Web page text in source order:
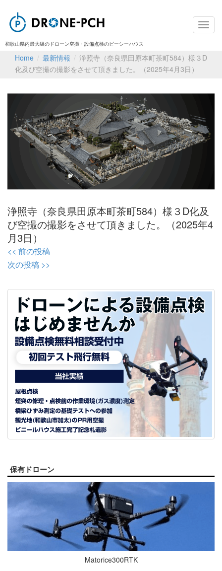
和歌山県内最大級のドローン空撮・設備点検のピーシーハウス
Home / 最新情報 / 浄照寺（奈良県田原本町茶町584）様３D
化及び空撮の撮影をさせて頂きました。（2025年4月3日）
浄照寺（奈良県田原本町茶町584）様３D化及
び空撮の撮影をさせて頂きました。（2025年4
月3日）
投
稿
ビ
ー
シ
ョ
<< 前の投稿
次の投稿 >>
保有ドローン
Matorice300RTK